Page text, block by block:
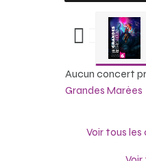
Aucun concert
Grandes Marées
Voir tous